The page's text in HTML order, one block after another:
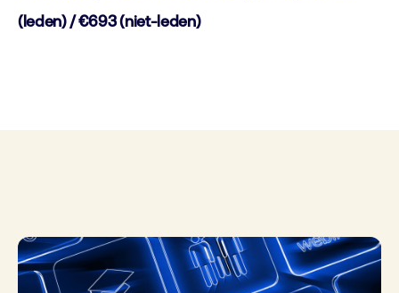
(leden) / €693 (niet-leden)